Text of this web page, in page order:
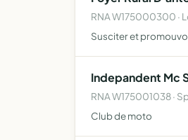
RNA W175000300 ·
Susciter et
Indepandent Mc
RNA W175001038 ·
Club de moto